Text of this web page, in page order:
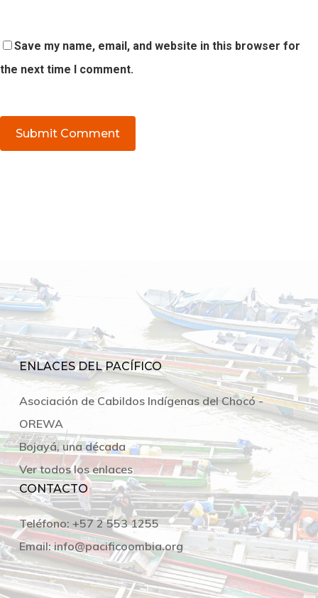
Save my name, email, and website in this browser for
the next time I comment.
ENLACES DEL PACÍFICO
Asociación de Cabildos Indígenas del Chocó -
OREWA
Bojayá, una década
Ver todos los enlaces
CONTACTO
Teléfono: +57 2 553 1255
Email: info@pacificoombia.org